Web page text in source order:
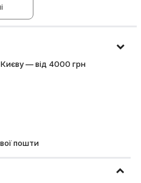
— від 4000 грн
пошти